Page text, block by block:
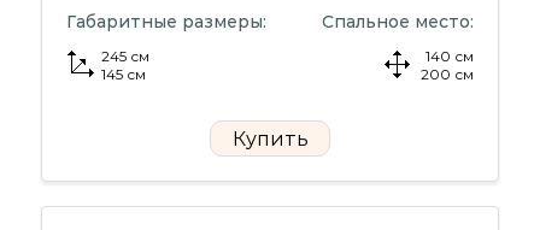
Габаритные размеры:
245 см
145 см
Спальное место:
140 см
200 см
Купить